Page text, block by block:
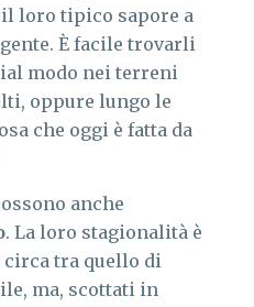
loro tipico sapore a
È facile trovarli
modo nei terreni
oppure lungo le
che oggi è fatta da
anche
. La loro stagionalità è
circa tra quello di
ma, scottati in